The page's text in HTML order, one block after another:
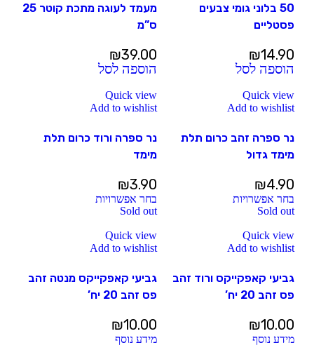
50 בלוני גומי צבעים
פסטליים
₪14.90
הוספה לסל
מעמד לעוגה מתכת קוטר 25
ס”מ
₪39.00
הוספה לסל
Quick view
Add to wishlist
נר ספרה זהב כרום תלת
מימד גדול
₪4.90
בחר אפשרויות
Quick view
Add to wishlist
נר ספרה ורוד כרום תלת
מימד
₪3.90
בחר אפשרויות
Sold out
Quick view
Add to wishlist
גביעי קאפקייקס ורוד זהב
פס זהב 20 יח’
₪10.00
מידע נוסף
Sold out
Quick view
Add to wishlist
גביעי קאפקייקס מנטה זהב
פס זהב 20 יח’
₪10.00
מידע נוסף